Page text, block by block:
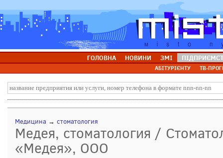
ГОЛОВНА НОВИНИ ЗМІ
АБІТУРІЄНТУ ТВ-
Медицина → стоматология
Медея, стоматология /
«Медея», ООО